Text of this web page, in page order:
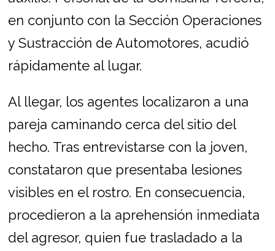
en conjunto con la Sección Operaciones
y Sustracción de Automotores, acudió
rápidamente al lugar.
Al llegar, los agentes localizaron a una
pareja caminando cerca del sitio del
hecho. Tras entrevistarse con la joven,
constataron que presentaba lesiones
visibles en el rostro. En consecuencia,
procedieron a la aprehensión inmediata
del agresor, quien fue trasladado a la